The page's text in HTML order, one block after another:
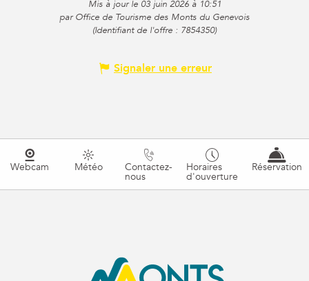
Mis à jour le 03 juin 2026 à 10:51
par Office de Tourisme des Monts du Genevois
(Identifiant de l'offre : 7854350)
Signaler une erreur
Webcam Météo Contactez-
nous
Horaires
d'ouverture
Réservation